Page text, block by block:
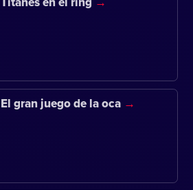
El gran juego de la oca